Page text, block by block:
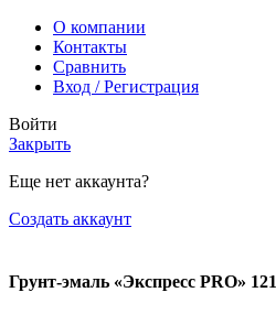
О компании
Контакты
Сравнить
Вход / Регистрация
Войти
Закрыть
Еще нет аккаунта?
Создать аккаунт
Грунт-эмаль «Экспресс PRO» 121